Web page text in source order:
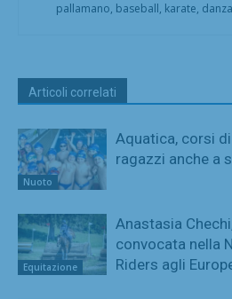
pallamano, baseball, karate,
Articoli correlati
Nuoto
Aquatica, corsi
ragazzi anche a
Equitazione
Anastasia
convocata nella
Riders agli